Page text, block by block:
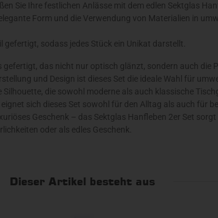
Sie Ihre festlichen Anlässe mit dem edlen Sektglas
Form und die Verwendung von Materialien in
sodass jedes Stück ein Unikat darstellt.
das nicht nur optisch glänzt, sondern auch die
und Design ist dieses Set die ideale Wahl für
die sowohl moderne als auch klassische
sich dieses Set sowohl für den Alltag als auch für
Geschenk – das Sektglas Hanfleben 2er Set
oder als edles Geschenk.
Dieser Artikel besteht aus